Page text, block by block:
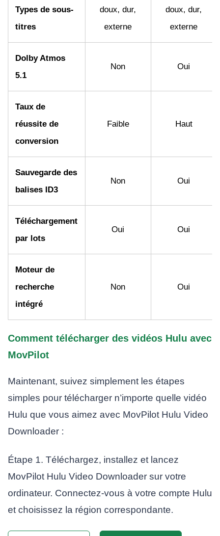
Types de sous-
titres
doux, dur,
externe
doux, dur,
externe
Dolby Atmos
5.1
Non Oui
Taux de
réussite de
conversion
Faible Haut
Sauvegarde des
balises ID3
Non Oui
Téléchargement
par lots
Oui Oui
Moteur de
recherche
intégré
Non Oui
Comment télécharger des vidéos Hulu avec
MovPilot
Maintenant, suivez simplement les étapes
simples pour télécharger n’importe quelle vidéo
Hulu que vous aimez avec MovPilot Hulu Video
Downloader :
Étape 1. Téléchargez, installez et lancez
MovPilot Hulu Video Downloader sur votre
ordinateur. Connectez-vous à votre compte Hulu
et choisissez la région correspondante.